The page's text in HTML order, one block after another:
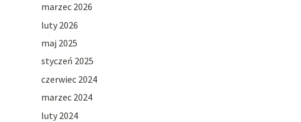
marzec 2026
luty 2026
maj 2025
styczeń 2025
czerwiec 2024
marzec 2024
luty 2024